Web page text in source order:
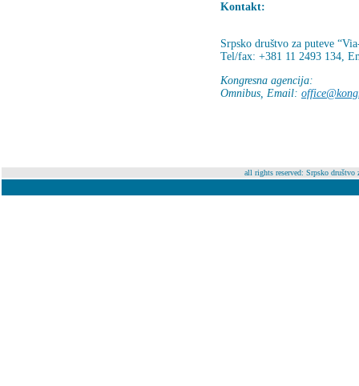
Kontakt:
Srpsko društvo za puteve
Tel/fax: +381 11 2493 134,
Kongresna agencija:
Omnibus, Email:
all rights reserved: Srpsko